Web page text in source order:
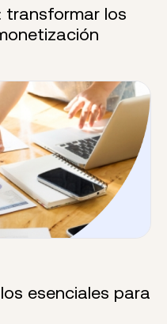
transformar los
esenciales para